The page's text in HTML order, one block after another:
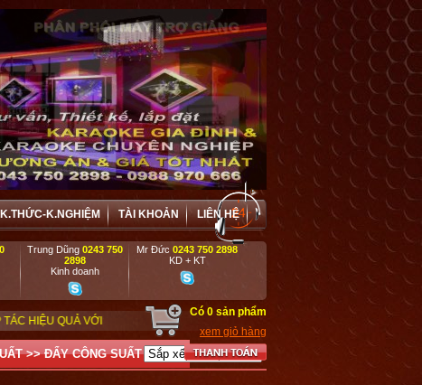
K.THỨC-K.NGHIỆM TÀI KHOẢN LIÊN HỆ
Trung Dũng 0243 750
2898
Kinh doanh
Mr Đức0243 750 2898
KD + KT
CÁC DOANH NGHIỆP, DỰ ÁN, TRƯỜNG HỌC, CƠ QUAN, ĐƠN VỊ BIỂU DIỄN
Có 0 sản phẩm
xem giỏ hàng
>>ĐẨY CÔNG SUẤT CROWN